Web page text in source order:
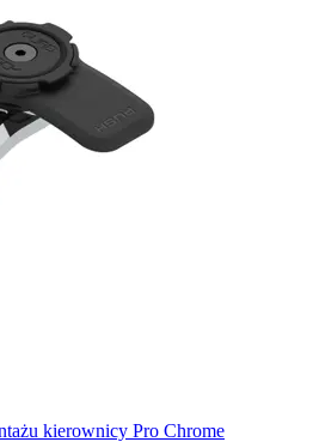
kierownicy Pro Chrome